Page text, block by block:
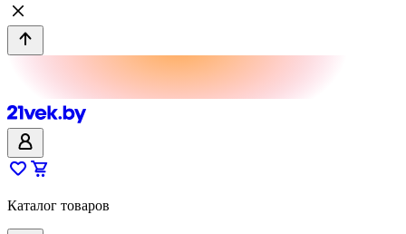
Каталог товаров